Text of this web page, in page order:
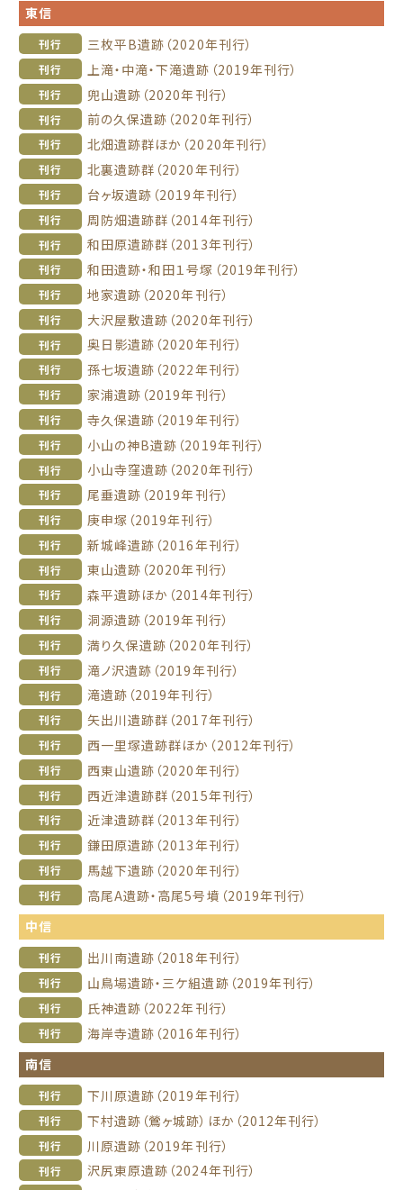
東信
刊行 三枚平B遺跡（2020年刊行）
刊行 上滝・中滝・下滝遺跡（2019年刊行）
刊行 兜山遺跡（2020年刊行）
刊行 前の久保遺跡（2020年刊行）
刊行 北畑遺跡群ほか（2020年刊行）
刊行 北裏遺跡群（2020年刊行）
刊行 台ヶ坂遺跡（2019年刊行）
刊行 周防畑遺跡群（2014年刊行）
刊行 和田原遺跡群（2013年刊行）
刊行 和田遺跡・和田１号塚（2019年刊行）
刊行 地家遺跡（2020年刊行）
刊行 大沢屋敷遺跡（2020年刊行）
刊行 奥日影遺跡（2020年刊行）
刊行 孫七坂遺跡（2022年刊行）
刊行 家浦遺跡（2019年刊行）
刊行 寺久保遺跡（2019年刊行）
刊行 小山の神B遺跡（2019年刊行）
刊行 小山寺窪遺跡（2020年刊行）
刊行 尾垂遺跡（2019年刊行）
刊行 庚申塚（2019年刊行）
刊行 新城峰遺跡（2016年刊行）
刊行 東山遺跡（2020年刊行）
刊行 森平遺跡ほか（2014年刊行）
刊行 洞源遺跡（2019年刊行）
刊行 満り久保遺跡（2020年刊行）
刊行 滝ノ沢遺跡（2019年刊行）
刊行 滝遺跡（2019年刊行）
刊行 矢出川遺跡群（2017年刊行）
刊行 西一里塚遺跡群ほか（2012年刊行）
刊行 西東山遺跡（2020年刊行）
刊行 西近津遺跡群（2015年刊行）
刊行 近津遺跡群（2013年刊行）
刊行 鎌田原遺跡（2013年刊行）
刊行 馬越下遺跡（2020年刊行）
刊行
高尾A遺跡・高尾5号墳（2019年刊行）
中信
刊行 出川南遺跡（2018年刊行）
刊行 山鳥場遺跡・三ケ組遺跡（2019年刊行）
刊行 氏神遺跡（2022年刊行）
刊行
海岸寺遺跡（2016年刊行）
南信
刊行 下川原遺跡（2019年刊行）
刊行 下村遺跡（鶯ヶ城跡）ほか（2012年刊行）
刊行 川原遺跡（2019年刊行）
刊行 沢尻東原遺跡（2024年刊行）